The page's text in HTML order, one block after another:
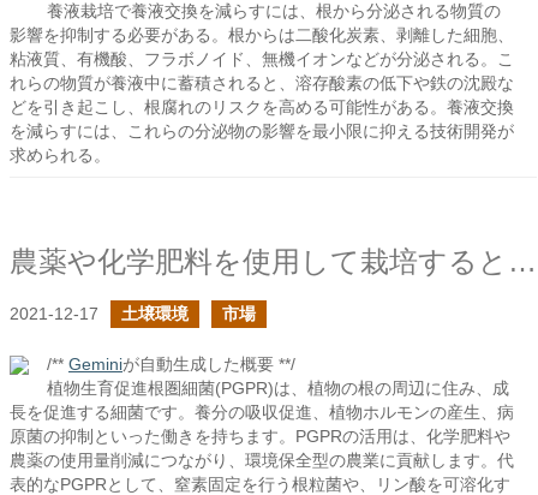
養液栽培で養液交換を減らすには、根から分泌される物質の
影響を抑制する必要がある。根からは二酸化炭素、剥離した細胞、
粘液質、有機酸、フラボノイド、無機イオンなどが分泌される。こ
れらの物質が養液中に蓄積されると、溶存酸素の低下や鉄の沈殿な
どを引き起こし、根腐れのリスクを高める可能性がある。養液交換
を減らすには、これらの分泌物の影響を最小限に抑える技術開発が
求められる。
農薬や化学肥料を使用して栽培すると野菜が育たない環境になるという意見に対して２
2021-12-17 土壌環境 市場
/** Geminiが自動生成した概要 **/
植物生育促進根圏細菌(PGPR)は、植物の根の周辺に住み、成
長を促進する細菌です。養分の吸収促進、植物ホルモンの産生、病
原菌の抑制といった働きを持ちます。PGPRの活用は、化学肥料や
農薬の使用量削減につながり、環境保全型の農業に貢献します。代
表的なPGPRとして、窒素固定を行う根粒菌や、リン酸を可溶化す